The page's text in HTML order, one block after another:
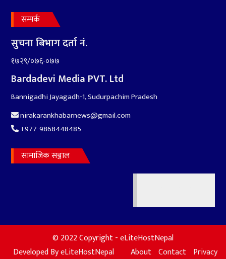
संघियता खारेज हुनसक्छ,
झलनाथ खनाल
कृष्ण जन्माष्टमिको दिन जयगढमा ७
सम्पर्क
सुचना बिभाग दर्ता नं.
१७२९/०७६-०७७
Bardadevi Media PVT. Ltd
Bannigadhi Jayagadh-1, Sudurpachim Pradesh
nirakarankhabarnews@gmail.com
+977-9868448485
सामाजिक सञ्जाल
© 2022 Copyright - eLiteHostNepal
Developed ByeLiteHostNepal About Contact Privacy